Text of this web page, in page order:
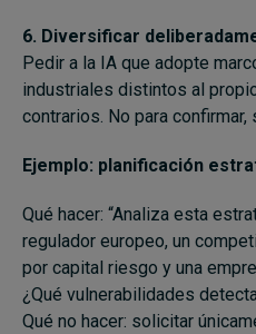
6. Diversificar
Pedir a la IA que adopte
industriales distintos al
contrarios. No para confirmar,
Ejemplo: planificación
Qué hacer: “Analiza esta
regulador europeo, un
por capital riesgo y una
¿Qué vulnerabilidades
Qué no hacer: solicitar